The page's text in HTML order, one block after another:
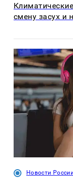
смену засух и
Новости России